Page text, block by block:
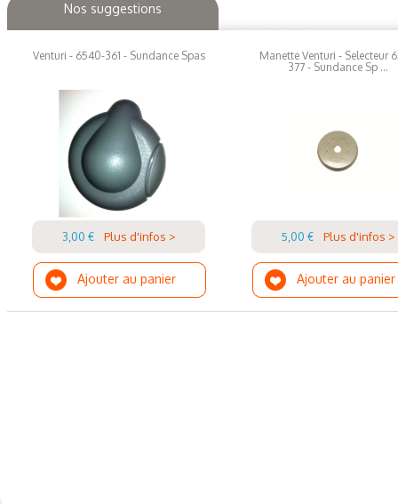
Nos suggestions
Venturi - 6540-361 - Sundance Spas
3,00 € Plus d'infos >
Ajouter au panier
Manette Venturi - Selecteur
377 - Sundance Sp ...
5,00 € Plus d'infos >
Ajouter au panier